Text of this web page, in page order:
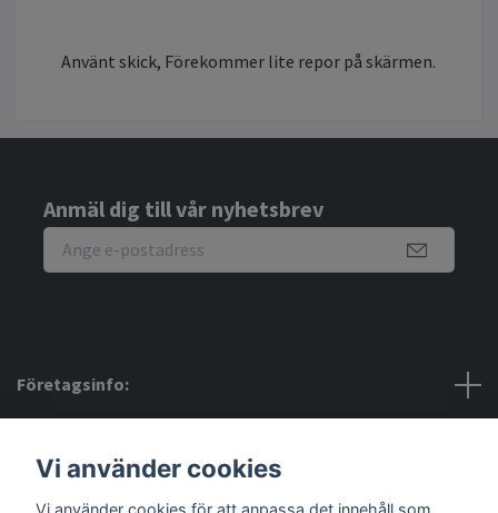
Använt skick, Förekommer lite repor på skärmen.
Anmäl dig till vår nyhetsbrev
Företagsinfo:
Vi använder cookies
Vi använder cookies för att anpassa det innehåll som